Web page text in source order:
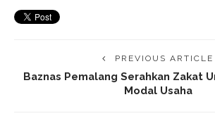
PREVIOUS ARTICLE
Baznas Pemalang Serahkan Zakat
Modal Usaha